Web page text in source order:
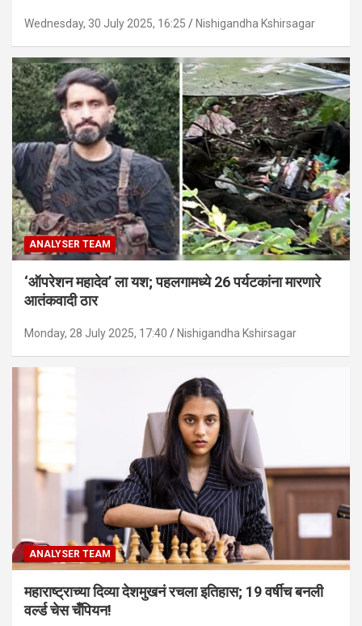
Wednesday, 30 July 2025, 16:25 Nishigandha Kshirsagar
ANALYSER TEAM
‘ऑपरेशन महादेव’ ला यश; पहलगामध्ये 26 पर्यटकांना मारणारे
आतंकवादी ठार
Monday, 28 July 2025, 17:40 Nishigandha Kshirsagar
ANALYSER TEAM
महाराष्ट्राच्या दिव्या देशमुखनं रचला इतिहास; 19 वर्षीच बनली
वर्ल्ड चेस चँपियन!